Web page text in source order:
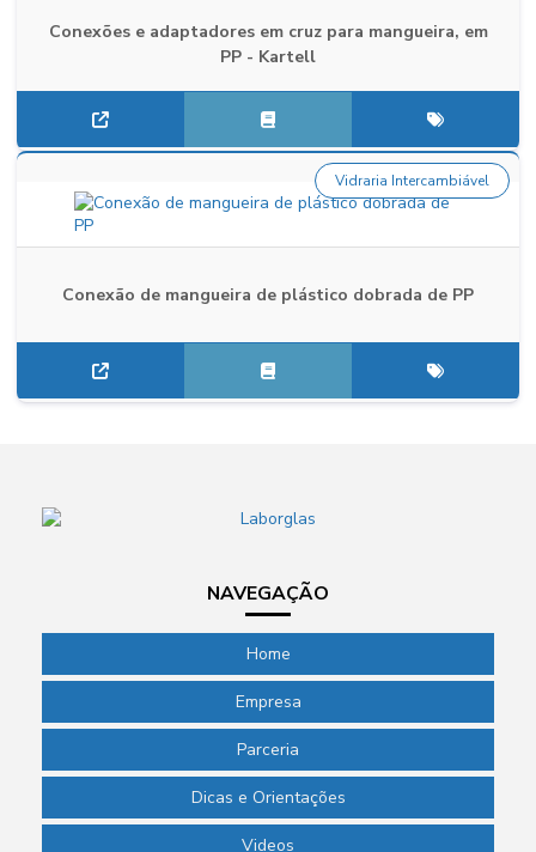
Conexões e adaptadores em cruz para mangueira, em
PP - Kartell
Conexão de mangueira de plástico dobrada de PP
Vidraria Intercambiável
NAVEGAÇÃO
Home
Empresa
Parceria
Dicas e Orientações
Videos